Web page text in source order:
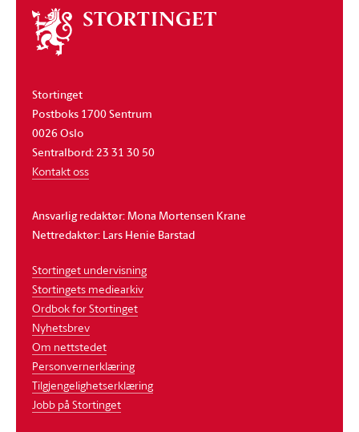
Om
stortinget
Stortinget
Postboks 1700 Sentrum
0026 Oslo
Sentralbord: 23 31 30 50
Kontakt oss
Ansvarlig redaktør: Mona Mortensen Krane
Nettredaktør: Lars Henie Barstad
Stortinget undervisning
Stortingets mediearkiv
Ordbok for Stortinget
Nyhetsbrev
Om nettstedet
Personvernerklæring
Tilgjengelighetserklæring
Jobb på Stortinget